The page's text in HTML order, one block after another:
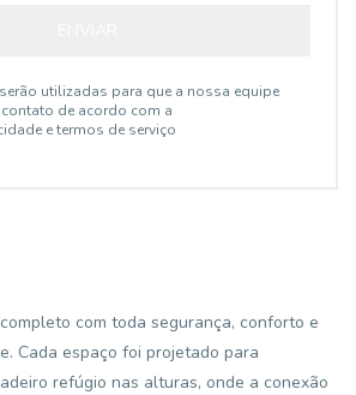
utilizadas para que a nossa equipe
de acordo com a
e termos de serviço
com toda segurança, conforto e
Cada espaço foi projetado para
refúgio nas alturas, onde a conexão